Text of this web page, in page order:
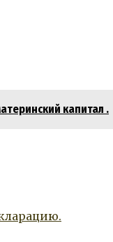
капитал .